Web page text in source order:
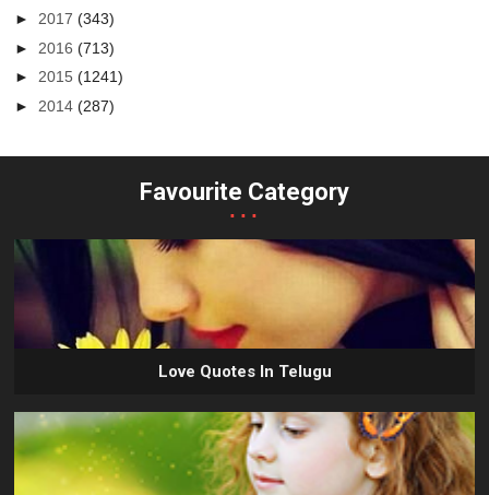
► 2017(343)
► 2016(713)
► 2015(1241)
► 2014(287)
Favourite Category
...
Love Quotes In Telugu